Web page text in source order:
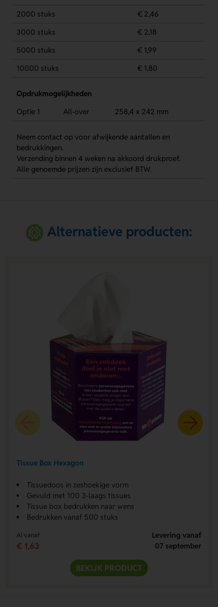
2000 stuks
€ 2,46
3000 stuks
€ 2,18
5000 stuks
€ 1,99
10000 stuks
€ 1,80
Opdrukmogelijkheden
Optie 1
All-over 258,4 x 242 mm
Neem contact op voor afwijkende aantallen en
bedrukkingen.
Verzending binnen 4 weken na akkoord drukproef.
Alle genoemde prijzen zijn exclusief BTW.
Alternatieve producten:
Tissue Box Hexagon
Tissuedoos in zeshoekige vorm
Gevuld met 100 3-laags tissues
Tissue box bedrukken naar wens
Bedrukken vanaf 500 stuks
Al vanaf
€ 1,63
Levering vanaf
07 september
BEKIJK PRODUCT